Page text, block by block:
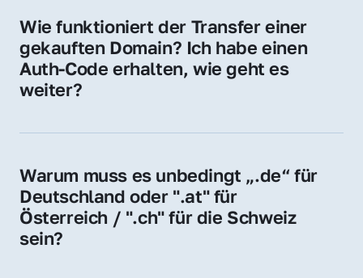
Wie funktioniert der Transfer einer
gekauften Domain? Ich habe einen
Auth-Code erhalten, wie geht es
weiter?
Provider, die Domain zu übernehmen. Gerne
schnellen Prozess.
Warum muss es unbedingt „.de“ für
Deutschland oder ".at" für
Österreich / ".ch" für die Schweiz
sein?